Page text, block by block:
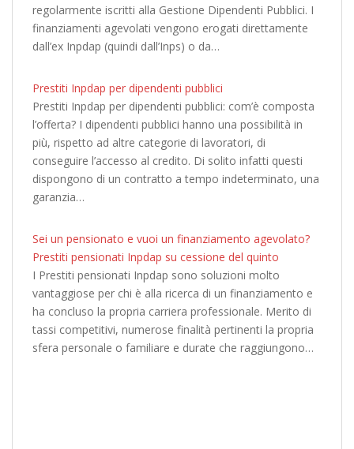
regolarmente iscritti alla Gestione Dipendenti Pubblici. I
finanziamenti agevolati vengono erogati direttamente
dall’ex Inpdap (quindi dall’Inps) o da…
Prestiti Inpdap per dipendenti pubblici
Prestiti Inpdap per dipendenti pubblici: com’è composta
l’offerta? I dipendenti pubblici hanno una possibilità in
più, rispetto ad altre categorie di lavoratori, di
conseguire l’accesso al credito. Di solito infatti questi
dispongono di un contratto a tempo indeterminato, una
garanzia…
Sei un pensionato e vuoi un finanziamento agevolato?
Prestiti pensionati Inpdap su cessione del quinto
I Prestiti pensionati Inpdap sono soluzioni molto
vantaggiose per chi è alla ricerca di un finanziamento e
ha concluso la propria carriera professionale. Merito di
tassi competitivi, numerose finalità pertinenti la propria
sfera personale o familiare e durate che raggiungono…